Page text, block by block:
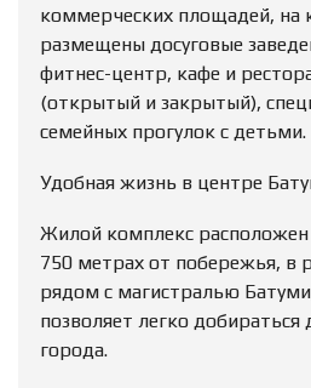
коммерческих площадей, на
размещены досуговые
фитнес-центр, кафе и
(открытый и закрытый),
семейных прогулок с детьми.
Удобная жизнь в центре
Жилой комплекс
750 метрах от побережья, в
рядом с магистралью
позволяет легко
города.